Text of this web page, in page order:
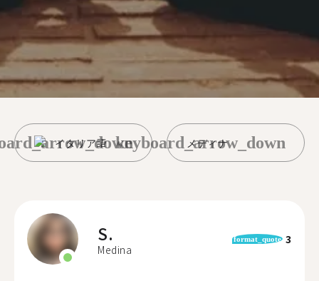
イタリア語 メディナ
keyboard_arrow_down
S.
Medina
format_quote 3